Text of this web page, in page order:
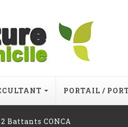
PORTAIL /
Battants CONCA